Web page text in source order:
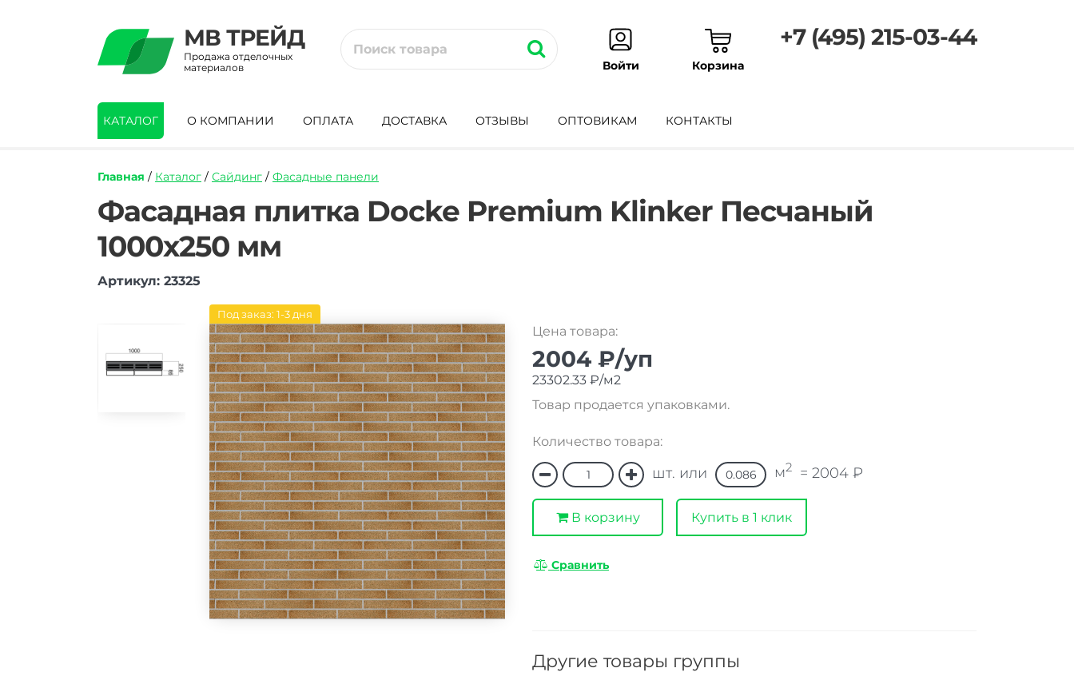
МВ ТРЕЙД
Продажа отделочных
материалов
Войти Корзина
+7 (495) 215-03-44
КАТАЛОГ О КОМПАНИИ ОПЛАТА ДОСТАВКА ОТЗЫВЫ ОПТОВИКАМ КОНТАКТЫ
Главная / Каталог / Сайдинг / Фасадные панели
https://mvtrade.ru/images/id/normal/fasadnaya-
plitka-
premium-
klinker-
peschanyj-
1000kh250-
Фасадная плитка Docke Premium Klinker Песчаный
1000х250 мм
Артикул: 23325
Под заказ: 1-3 дня
Цена товара:
2004 ₽/уп
23302.33 ₽/м2
Товар продается упаковками.
Количество товара:
шт. или м2 = 2004 ₽
В корзину Купить в 1 клик
Сравнить
Другие товары группы